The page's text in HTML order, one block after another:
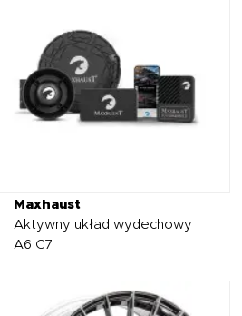
Maxhaust
Aktywny układ wydechowy
A6 C7